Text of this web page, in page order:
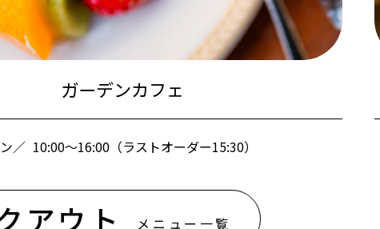
ガーデンカフェ
／ 10:00～16:00（ラストオーダー15:30）
アウト メニュー一覧